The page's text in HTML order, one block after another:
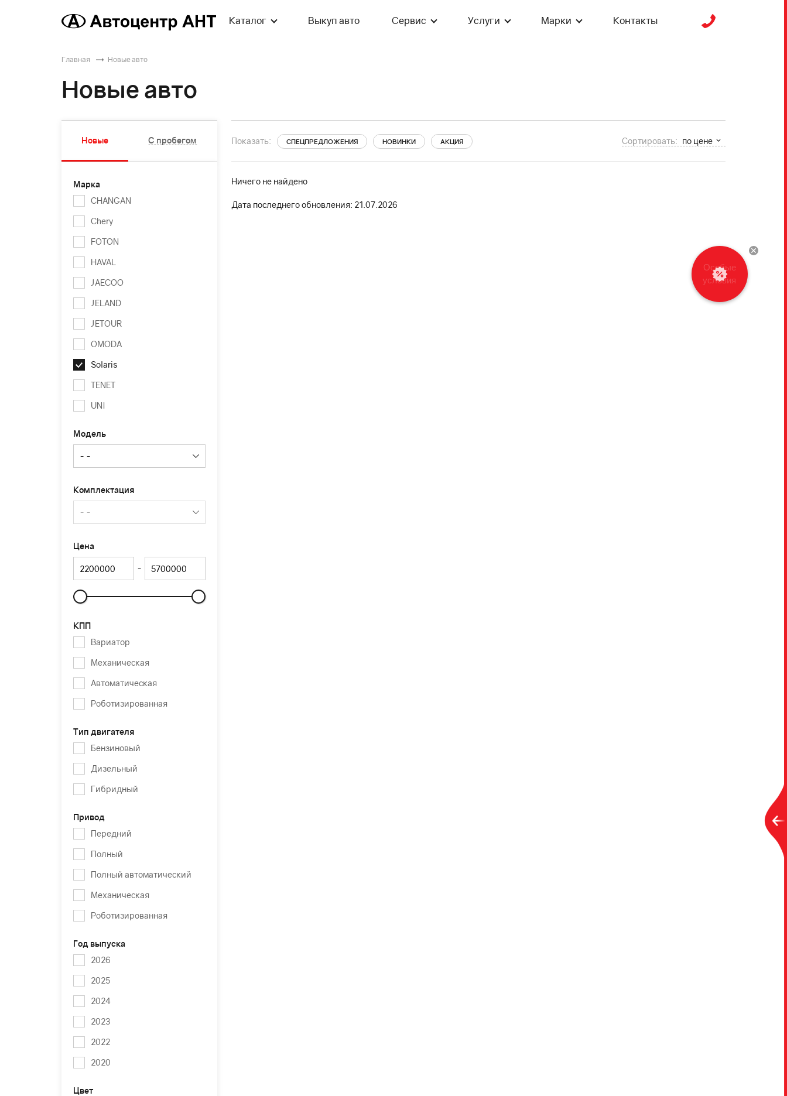
Каталог Выкуп авто Сервис Услуги Марки Контакты
Главная Новые авто
Новые авто
Новые С пробегом
Марка
CHANGAN
Chery
FOTON
HAVAL
JAECOO
JELAND
JETOUR
OMODA
Solaris
TENET
UNI
Модель
Комплектация
Цена
-
КПП
Вариатор
Механическая
Автоматическая
Роботизированная
Тип двигателя
Бензиновый
Дизельный
Гибридный
Привод
Передний
Полный
Полный автоматический
Механическая
Роботизированная
Год выпуска
2026
2025
2024
2023
2022
2020
Цвет
Показать: СПЕЦПРЕДЛОЖЕНИЯ НОВИНКИ АКЦИЯ Сортировать: по цене
Ничего не найдено
Дата последнего обновления: 21.07.2026